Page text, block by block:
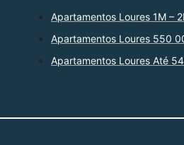
Apartamentos Loures 1M –
Apartamentos Loures 550
Apartamentos Loures Até